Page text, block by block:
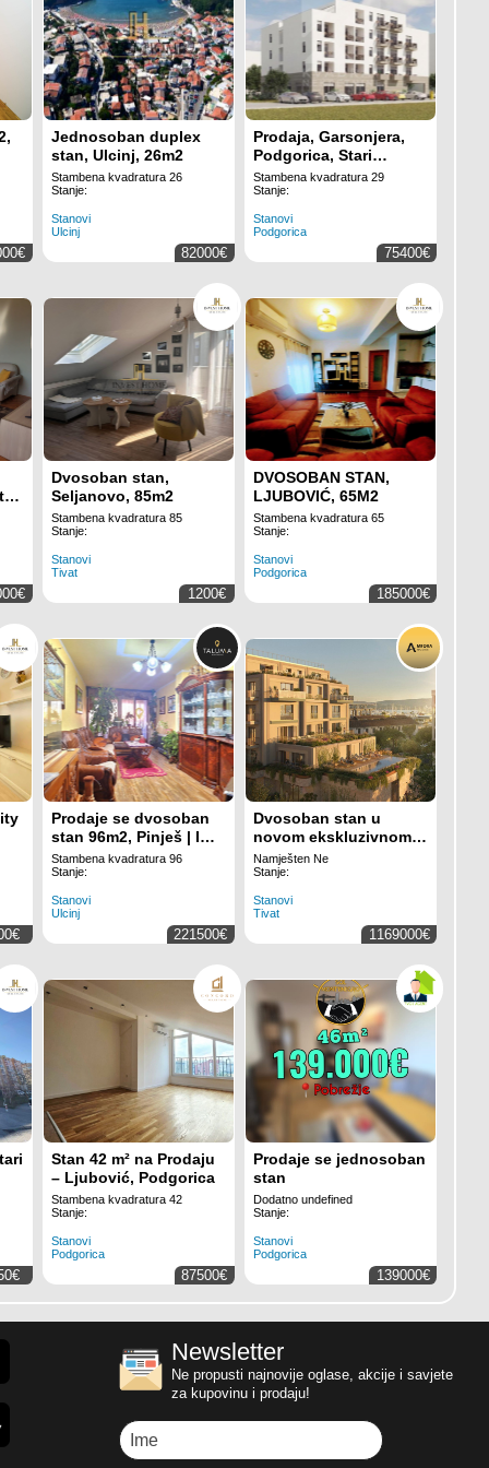
Jednosoban duplex
stan, Ulcinj, 26m2
Stambena kvadratura 26
Stanje:
Stanovi
Ulcinj
82000€
Prodaja, Garsonjera,
Podgorica, Stari
Aerodrom, 29m2
Stambena kvadratura 29
Stanje:
Stanovi
Podgorica
75400€
Dvosoban stan,
Seljanovo, 85m2
Stambena kvadratura 85
Stanje:
Stanovi
Tivat
1200€
DVOSOBAN STAN,
LJUBOVIĆ, 65M2
Stambena kvadratura 65
Stanje:
Stanovi
Podgorica
185000€
Prodaje se dvosoban
stan 96m2, Pinješ | ID:
ML 1420
Stambena kvadratura 96
Stanje:
Stanovi
Ulcinj
221500€
Dvosoban stan u
novom ekskluzivnom
kompleksu u srcu
Porto Montenegra,
Tivat – mogućnost
odloženog plaćanja i
plaćanja u Dubaiju
Namješten Ne
Stanje:
Stanovi
Tivat
1169000€
Stan 42 m² na Prodaju
– Ljubović, Podgorica
Stambena kvadratura 42
Stanje:
Stanovi
Podgorica
87500€
Prodaje se jednosoban
stan
Dodatno undefined
Stanje:
Stanovi
Podgorica
139000€
Newsletter
Ne propusti najnovije oglase, akcije i savjete
za kupovinu i prodaju!